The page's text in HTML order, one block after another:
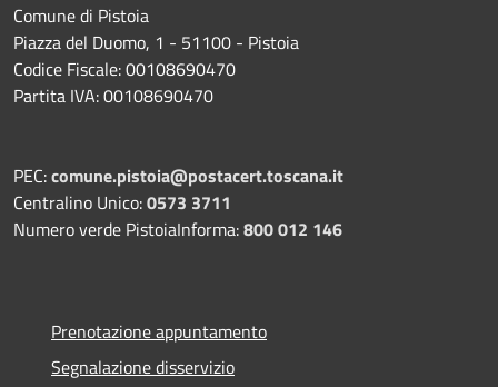
Comune di Pistoia
Piazza del Duomo, 1 - 51100 - Pistoia
Codice Fiscale: 00108690470
Partita IVA: 00108690470
PEC:comune.pistoia@postacert.toscana.it
Centralino Unico:0573 3711
Numero verde PistoiaInforma:800 012 146
Prenotazione appuntamento
Segnalazione disservizio